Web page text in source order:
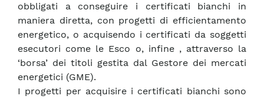
obbligati a conseguire i certificati bianchi in
maniera diretta, con progetti di efficientamento
energetico, o acquisendo i certificati da soggetti
esecutori come le Esco o, infine , attraverso la
‘borsa’ dei titoli gestita dal Gestore dei mercati
energetici (GME).
I progetti per acquisire i certificati bianchi sono